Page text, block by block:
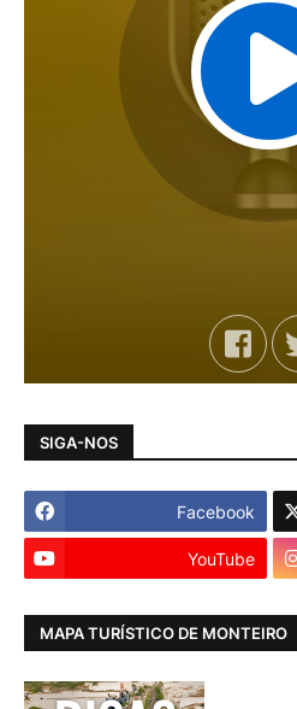
SIGA-NOS
Facebook
YouTube
MAPA TURÍSTICO DE MONTEIRO